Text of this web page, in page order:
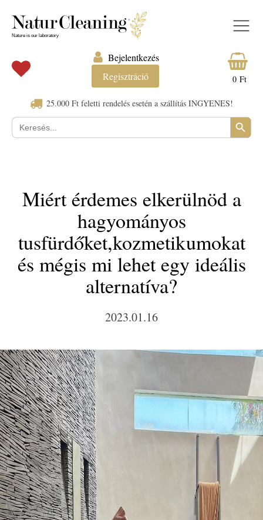
25.000 Ft feletti rendelés esetén a szállítás INGYENES!
Keresés: Search Button
Bejelentkezés
Regisztráció
0 Ft
Miért érdemes elkerülnöd a
hagyományos
tusfürdőket,kozmetikumokat
és mégis mi lehet egy ideális
alternatíva?
2023.01.16